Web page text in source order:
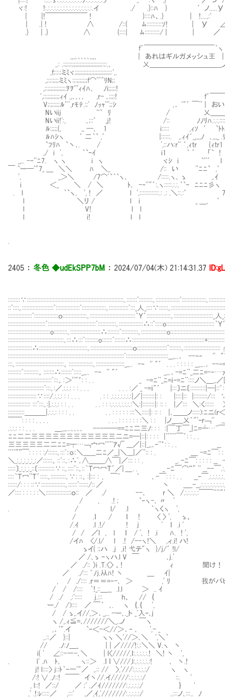
ヾ:! !:.:.:.:.:.:.:.:.:.:.:.:.:.:.:.:.イ ./ .}::ﾊ } ′ノ
| |!￣￣￣￣￣￣ ! }::::ﾊ、.} | !....,:'
｜ .| ! ∧ /::{ ﾑ::::::::::ｿ! | У ∠zｚ
.} | .} ∧ {::::| ﾑ::::::::::/ | | ／
f´￣￣￣￣￣￣￣￣￣￣｀ヽ
,,,､､､､､,,,, | あれはギルガメッシュ王 |
,.: .:;;:;:;;;;;;;;;;;;;;;;;;;;:;:.､ 乂＿＿＿＿＿＿＿＿＿＿_
,f;:;:;ミﾐヾ;;;;;;;;;;;;;;;;;;;;;;;;:',.
,;:;:;;;;ミﾐヽ:;:;;;;;;;f⌒'^^ﾘN;;
,;:;;;;;;;;;;;;ｦｦ'''ｨｲﾊ､ ﾉi;;;;;!
',;:;;;;;;;;;ｨｲ ,,､､､､ ,r- ､;;;;! f´￣￣￣￣￣￣￣￣
V;:;;:;;;ﾙ'ﾞﾞ,rﾓﾃ.:;' ﾉｯｬ''';;ｼ ,． '"´ ￣¨ | おい！ ギルガ
Nいiij ~` ﾘ / 乂＿＿＿＿＿＿＿＿＿＿
Nいii!':, ､;::′ ,j! /:: ﾉﾉﾘﾊ
ﾙ:;;;;{, ,, --､ 1 i::::: ,ｨｿ ′
ﾙﾊｼヽ ´ 二｀` ,′ |::::::. ,.ｨｲ´_,,,,ﾉ
`ﾌﾘﾊ `丶､. / ',::ハ:r'ﾞ ´,ｨtr {ｨ
,/ i ', ｀`ｰｲ i1 ｀ ´ 「` !
_,.. -‐''ﾆ7. ヽ ヽ i ヽ ヾｼ i
￣ `ー─'"7_ ＿ ＼＼ ﾊ ＼_ /:: い ''
', _＞＼ /7⌒ﾞ`｀`ヽ､ /:::::.ヽ､ ゝ
i ＜_ ＼ / ＼ ﾄ､ -‐''"´:.ヽ:::::.:.:.｀`ｰ ﾆﾆﾆ彡ヽ
. l ｀`ヽ, ', ! ／ l ',:::::::::::::.: .: .＼::.:′
l ＼リ / l i _ ＿, ′ ｀`
l V! l l ﾄ
l i! l l
2405 ： 冬色 ◆udEkSPP7bM ： 2024/07/04(木) 21:14:31.37
::::::::∵::::::::::::::::::::::::::::::::::::::::::::::::::::::::::::::::｡:::::::ﾟ:::::::::｡::::::::::::::::ﾟ::::::::::::::::｡
::ﾟ::::｡:::::::::::::::::::::ﾟ::::::::::::::::ﾟ::::::::::::::::｡:::::::::::::ﾟ:::_人_::::∵::::::｡
::::::::::::::::ﾟ::::::::::::::::ｏ::::::::::::::::｡::::::::::::::::::::::::::::::｀Ｙ´::::::::::::::::｡::::::::::::::::::::::::::_
:::::::::::::::::::::::::ﾟ::::::::::::::::::::::::::::::::ﾟ::::::::::::｡::::::::::::::::∴::ﾟ:::::o::::::::::::::::::::::::::::::::｀
::::::::::::::::::::::::::::o:::::::::｡::::::::::::::::::::∴::::::::ﾟ:::::::::::｡
:::::::::::::::::::::::::::::::::::::｡:::∴:::ﾟ:::::::::o:::::::ﾟ
::::::::::::::::∴::::::::::::::::::::::::::::::::｡::::::::::::::::::::::::::::ｏ::::::::::::::::::::ﾟ::::::::｡
:::::::::::::::::::::::::::::::::::::::::::::::::::::::::::::::::::::::::::::ﾟ::::::::::::::::::::::::::::__,,..． --
:::｡::::::::::::::::::::::::::::::::。::::::::::::::::｡:::::::::::::::::::_,,.. -‐ '' "´ . . . : : : : : __,,..
:::::::::ﾟ::::::::::。:::::::∴:::::::ﾟ:::::_,,.. -‐ '' "´ _,,.．-=ﾆ¨_二ﾆ=-‐…ァ冖
:::::::::::::::::::::::::::::ﾟ:::。:＞''"゛: : . . _ -=ﾆ¨_ﾆ=ｉ‐=ﾆ¨::::ノ＼＿,,／[
::::::::::::::::::::::::ﾟ:::｡:／.:.:.: : : . . . . . . :／ _ -=ｉ"´ |:::〕ニ〔
:::::::::::::::::::∵::::/.:.:.: : : . . . . : : .:.:.:.:.:.:.:|／|::::::::|: : |::::|:: |:::::::::/:::
::::::::::::::: :::ﾟ:::｡:|.:.:.: : : . . . . : : :.:.:.:.:.:.:.:＼:|::::::::|: :: : |／::: ＼:く:::::: >|〈
:::::::::::＿＿＿|.:.:.: : : : . . . . : : : : : :::＼:::::|: :: : |､＿＿ノ:::::):ﾆニ(ｒ＜
￣￣: : : : . . . . . . . : : : : : : :＼ : : |ノ＿__乂´"'ｰｒ￢
.:.:.: : : . . . ＿,,,...､､､､ ---──==ﾆﾆ二三ﾉ: : : :|￣丁￣_|ﾆ=┴…''￣:
ﾆﾆ二二三三三三三三三三三三三三二ニ=─|::|: : : : |¨¨¨￣´: : .
三三三三三二二ﾆﾆ=┬…￢宀冖'''¨ｱ√ ___／|::|_,,､‐''゛: : . . __
¨¨””￣: : : : :/::::::｡:::ﾟ::o::＼______二ﾆ／__|＼___|／¨:: : . ＿ -=ﾆ￣: :
＼_:_:_:_:_:_:／::::::。::ﾟ::｡:∴ﾟ｡∧＿＿_∧￣|／::: : : . _. -ﾆ￣: : : : : __ -
:::::〕_:_:_:_::〔:::::::::::∵::｡::::ﾟ::｡::｀Ｔ冖冖Ｔ´／| ＿ . . _ -ﾆ￣⌒“" '' __--￣
::::｀Ｔ冖''Ｔ´:::::｡::::::::::｡∵: ::。:|::: : , ￣´ ｀ ､ -￣: : : . . __‐￣
::::::/: : : ::∵::::::::::::::::｡::::::ﾟ::::::/:: ／ 丶 ＿_-
／:::: : : : : :＼:::::::::::::::::ｏ:: ／ ./ --､ r ＼ /.:.:.:.:.:￣
/ , .! ; `ｰヽ-､ 〃 '
. / l/ .l ｀ヽくヽ ',
/ .ｌ / ｌ ! 〈 〉 ', ゝ、
/.ｲ .l .!/ ! j ﾞ ｌ .i '
/ / ／l , l ｌ / ', ! .i ﾊ. ! ',
/イﾊ </.l/ l .! /--ヽ!＼ ,ィ.i! ハ!
ゝイ{ :;ハ .ｊ ,ｉ! 弋テ"ヽ }/ｊ/´ !l/
／ /､ゝ ｰヽハ.l V ￣ ､ｊ.'
／ ./:: ）i .T.〈〉 、! ｨ 聞け！
／ ./::: ´ﾉｊ.从ﾊ! 丶 ＿ ｲ|
, / ./:::: .ｒ＝＝=‐-､ ＞ ,' ﾘ 我がバビロニア
/ / /:::: ｀!_::＿__ .l.l ＞ .. ｲ
/ ./ ,:'::::: j.::: h、 // ｛
ー./ /):::: ／ ￣｀ ､. ヽ ｛.｛ ',
/ / ゝ,.イ//,＞．_,.. -ー､._ト _'入ｰ､j
ヽ /,.ｨ≦=､///////＼_..ノ ￣ヽ
,．'".イ `ｰ＜-＜//＞．‐ ､ ',- _
,.::／ }::| ヽヽ ＼'//＞､＼ ',＼｀
// .ﾉ:ﾉ＿_ | | ／////!:.:＼＼ V.ヽ 丶
i{ ' ∠::-―-､＼ | l〈/////,ｌ:.:.:.:.:.! ＼! 丶 ',
. l' .ﾊ ﾄ､ ヽ::＞ .ｌ ｌ ∨///,l:.:.:.:.:.:! ､ 丶.!
j! l::::〉 j::ﾄ｀ｰ一'"／ ,.:: // 〉,'///:.:.:.:.:/ ヽ ヽ
/:! ∨ .ﾉ::! ￣￣ イ丶//.イ/////:.:.:.:.:/ ::. '
, l::! ／::/ ／ ;' .／ｲ///////:.:.:.:.:/ ｝ '
,' .!:ﾚ:::::／ ,:::' ,／,ｲ,'///////:.:.:.:.:/ ..:::ノ､:::.. ﾉ